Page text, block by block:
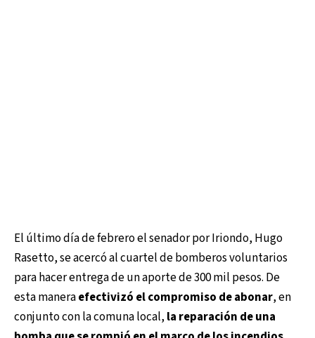
El último día de febrero el senador por Iriondo, Hugo
Rasetto, se acercó al cuartel de bomberos voluntarios
para hacer entrega de un aporte de 300 mil pesos. De
esta maneraefectivizó el compromiso de abonar, en
conjunto con la comuna local, la reparación de una